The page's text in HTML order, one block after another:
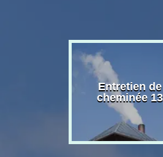
Entretien de
cheminée 13